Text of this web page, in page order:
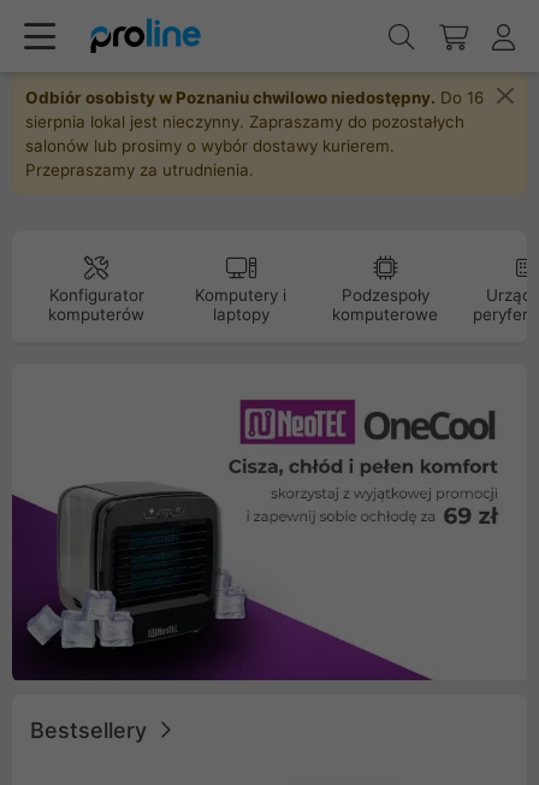
Odbiór osobisty w Poznaniu chwilowo niedostępny. Do 16
sierpnia lokal jest nieczynny. Zapraszamy do pozostałych
salonów lub prosimy o wybór dostawy kurierem.
Przepraszamy za utrudnienia.
Konfigurator
komputerów
Komputery i
laptopy
Podzespoły
komputerowe
Bestsellery